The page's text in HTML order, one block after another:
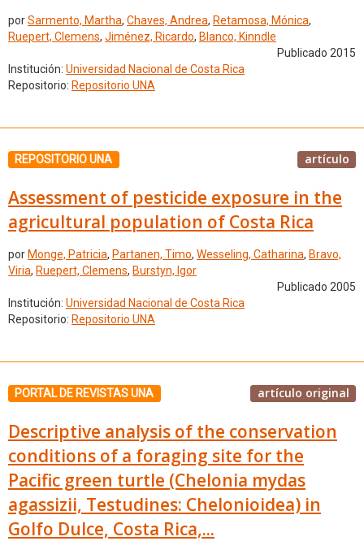
porSarmento, Martha, Chaves, Andrea, Retamosa, Mónica,
Ruepert, Clemens, Jiménez, Ricardo, Blanco, Kinndle
Publicado 2015
Institución: Universidad Nacional de Costa Rica
Repositorio: Repositorio UNA
REPOSITORIO UNA artículo
Assessment of pesticide exposure in the
agricultural population of Costa Rica
por Monge, Patricia, Partanen, Timo, Wesseling, Catharina, Bravo,
Viria, Ruepert, Clemens, Burstyn, Igor
Publicado 2005
Institución: Universidad Nacional de Costa Rica
Repositorio: Repositorio UNA
PORTAL DE REVISTAS UNA artículo original
Descriptive analysis of the conservation
conditions of a foraging site for the
Pacific green turtle (Chelonia mydas
agassizii, Testudines: Chelonioidea) in
Golfo Dulce, Costa Rica,...